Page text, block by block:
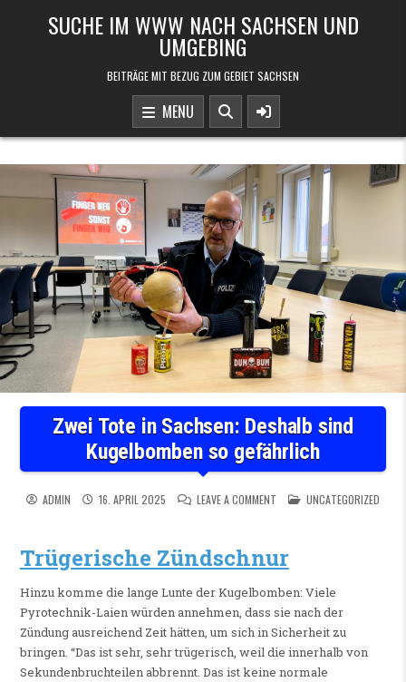
SUCHE IM WWW NACH SACHSEN UND
UMGEBING
BEITRÄGE MIT BEZUG ZUM GEBIET SACHSEN
MENU
Zwei Tote in Sachsen: Deshalb sind
Kugelbomben so gefährlich
ADMIN 16. APRIL 2025 LEAVE A COMMENT ON ZWEI TOTE IN SACHSEN:
POSTED IN
UNCATEGORIZED
Trügerische Zündschnur
Hinzu komme die lange Lunte der Kugelbomben: Viele
Pyrotechnik-Laien würden annehmen, dass sie nach der
Zündung ausreichend Zeit hätten, um sich in Sicherheit zu
bringen. “Das ist sehr, sehr trügerisch, weil die innerhalb von
Sekundenbruchteilen abbrennt. Das ist keine normale